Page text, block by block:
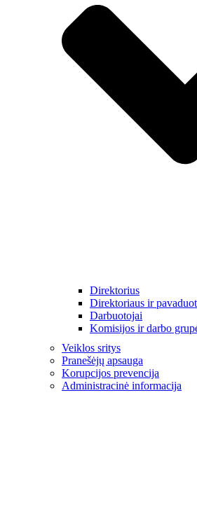
Direktorius
Direktoriaus ir
Darbuotojai
Komisijos ir darbo
Veiklos sritys
Pranešėjų apsauga
Korupcijos prevencija
Administracinė informacija